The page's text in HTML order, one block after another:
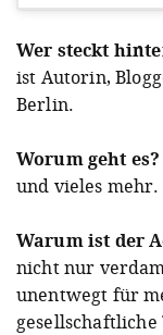
A post shared by
Wer steckt
ist Autorin,
Berlin.
Worum geht
und vieles mehr.
Warum ist der
nicht nur
unentwegt für